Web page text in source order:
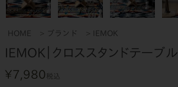
HOME ブランド IEMOK
IEMOK｜クロススタンドテーブル
¥7,980 税込